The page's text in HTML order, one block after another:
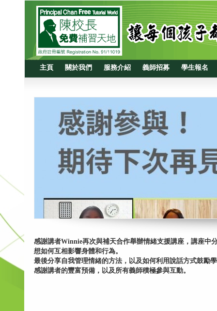
主頁 關於我們 服務介紹 義師招募 學生報名
感謝講者Winnie再次與補天合作舉辦情緒支援講座，講座中
想如何互相影響身體和行為。
最後分享自我管理情緒的方法，以及如何利用說話方式鼓勵
感謝講者的豐富預備，以及所有義師積極參與互動。